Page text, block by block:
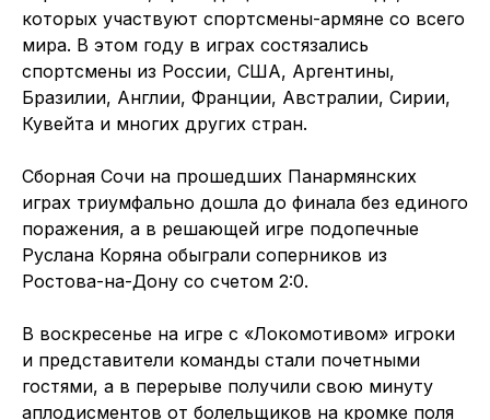
которых участвуют спортсмены-армяне со всего
мира. В этом году в играх состязались
спортсмены из России, США, Аргентины,
Бразилии, Англии, Франции, Австралии, Сирии,
Кувейта и многих других стран.
Сборная Сочи на прошедших Панармянских
играх триумфально дошла до финала без единого
поражения, а в решающей игре подопечные
Руслана Коряна обыграли соперников из
Ростова-на-Дону со счетом 2:0.
В воскресенье на игре с «Локомотивом» игроки
и представители команды стали почетными
гостями, а в перерыве получили свою минуту
аплодисментов от болельщиков на кромке поля